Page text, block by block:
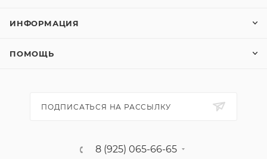
ИНФОРМАЦИЯ
ПОМОЩЬ
ПОДПИСАТЬСЯ НА РАССЫЛКУ
8 (925) 065-66-65